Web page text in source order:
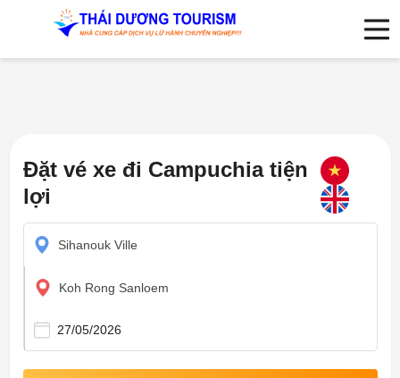
Đặt vé xe đi Campuchia tiện
lợi
Sihanouk Ville
Koh Rong Sanloem